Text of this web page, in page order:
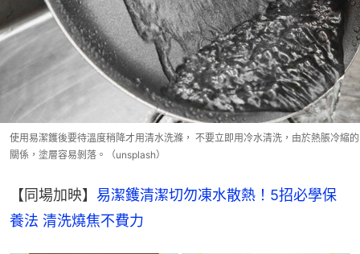
使用易潔鑊後要待溫度稍降才用清水洗滌， 不要立即用冷水清洗，由於熱脹冷縮的
關係，塗層容易剝落。（unsplash）
【同場加映】 易潔鑊清潔切勿凍水散熱！5招必學保
養法 清洗燒焦不費力